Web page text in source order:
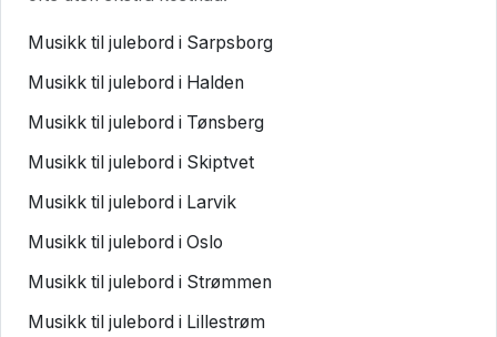
Musikk til julebord i Sarpsborg
Musikk til julebord i Halden
Musikk til julebord i Tønsberg
Musikk til julebord i Skiptvet
Musikk til julebord i Larvik
Musikk til julebord i Oslo
Musikk til julebord i Strømmen
Musikk til julebord i Lillestrøm